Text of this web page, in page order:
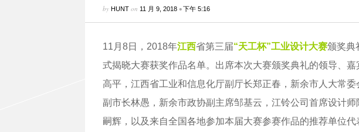
by HUNTon 11 月 9, 2018•下午 5:16
11月8日，2018年江西省第三届“天工杯”工业设计大赛颁奖典
式揭晓大赛获奖作品名单。出席本次大赛颁奖典礼的领导、
高平，江西省工业和信息化厅副厅长郑正春，新余市人大常
副市长林愚，新余市政协副主席邹基云，江铃公司首席设计
嗣辉，以及来自全国各地参加本届大赛参赛作品的推荐单位